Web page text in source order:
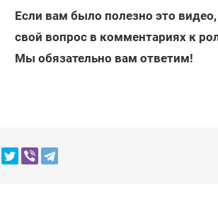
Если вам было полезно это
свой вопрос в комментариях к
Мы обязательно вам ответим!